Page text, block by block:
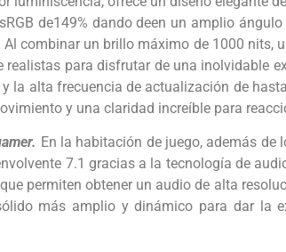
de149% dando deen un amplio
combinar un brillo máximo de 1000 nits,
para disfrutar de una inolvidable
la alta frecuencia de actualización de
y una claridad increíble para
En la habitación de juego, además
7.1 gracias a la tecnología de
permiten obtener un audio de alta
más amplio y dinámico para dar la